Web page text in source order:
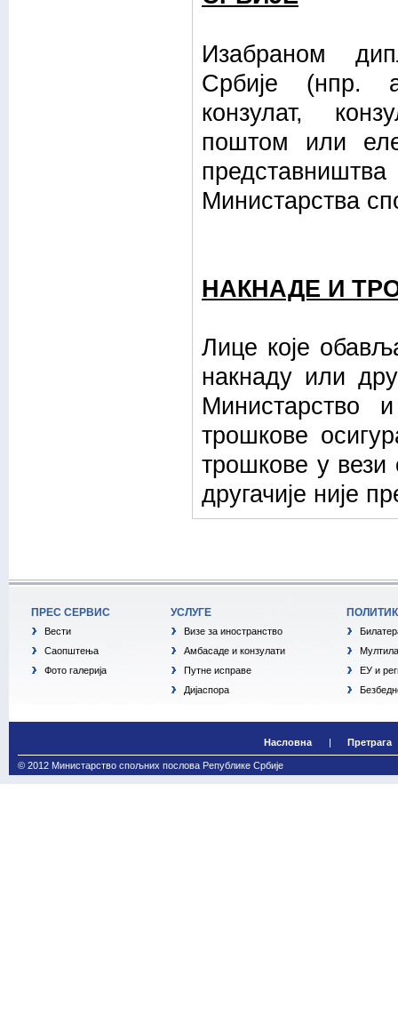
Изабраном
Србије (нпр.
конзулат,
поштом или
Министарства
НАКНАДЕ И
Лице које
накнаду или
трошкове
трошкове у
другачије није
ПРЕС СЕРВИС
Вести
Саопштења
Фото галерија
УСЛУГЕ
Визе за иностранство
Амбасаде и конзулати
Путне исправе
Дијаспора
ЕУ и
Насловна Претрага
© 2012 Министарство спољних послова Републике Србије